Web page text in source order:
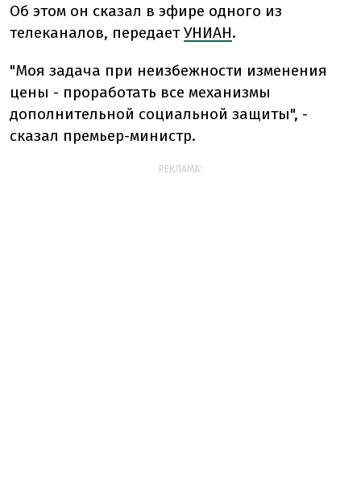
Об этом он сказал в эфире одного из
телеканалов, передаетУНИАН.
"Моя задача при неизбежности изменения
цены - проработать все механизмы
дополнительной социальной защиты", -
сказал премьер-министр.
РЕКЛАМА: